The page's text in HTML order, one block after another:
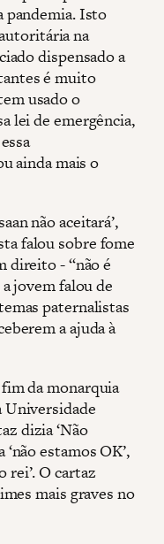
pandemia. Isto
na
dispensado a
é muito
usado o
lei de emergência,
ainda mais o
não aceitará’,
falou sobre fome
direito - “não é
jovem falou de
paternalistas
a ajuda à
da monarquia
Universidade
dizia ‘Não
estamos OK’,
rei’. O cartaz
mais graves no